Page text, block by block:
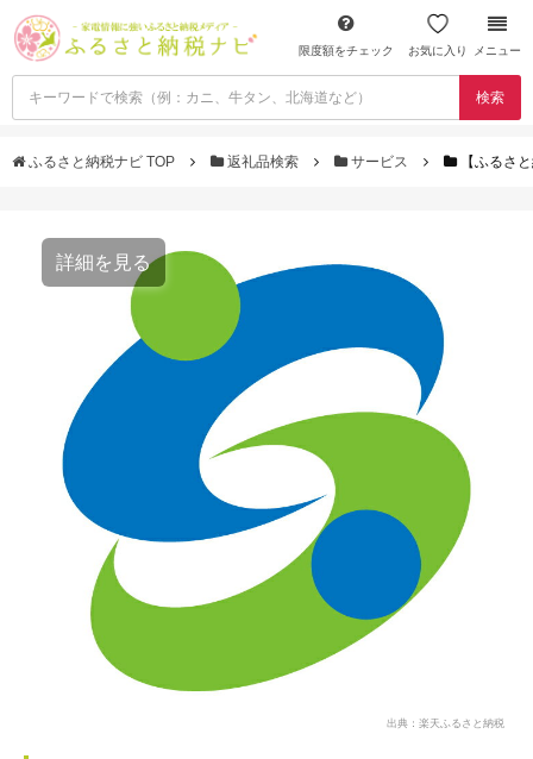
限度額をチェック お気に入り メニュー
検索
ふるさと納税ナビ TOP 返礼品検索 サービス 【ふるさ
詳細を見る
出典：楽天ふるさと納税